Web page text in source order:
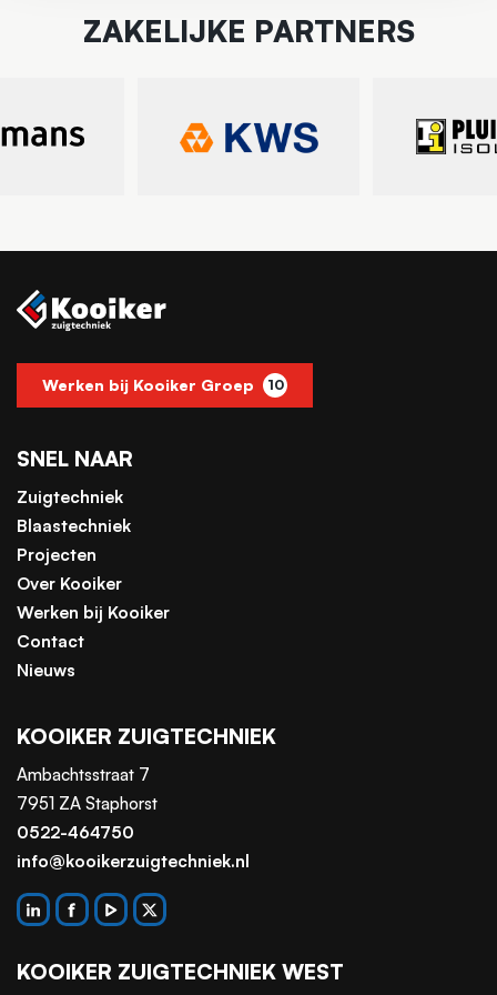
ZAKELIJKE PARTNERS
Werken bij Kooiker Groep 10
SNEL NAAR
Zuigtechniek
Blaastechniek
Projecten
Over Kooiker
Werken bij Kooiker
Contact
Nieuws
KOOIKER ZUIGTECHNIEK
Ambachtsstraat 7
7951 ZA Staphorst
0522-464750
info@kooikerzuigtechniek.nl
KOOIKER ZUIGTECHNIEK WEST